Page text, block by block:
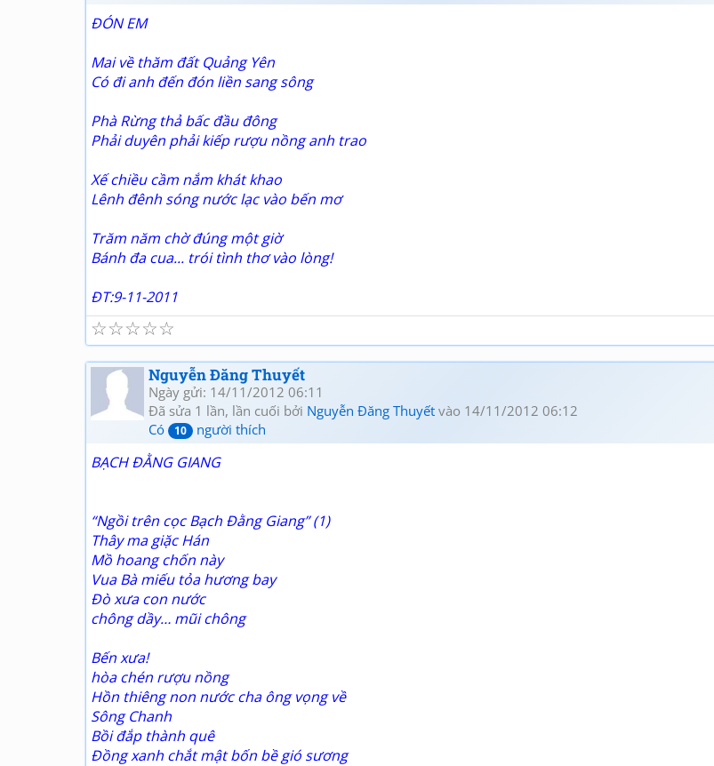
ĐÓN EM
Mai về thăm đất Quảng Yên
Có đi anh đến đón liền sang sông
Phà Rừng thả bấc đầu đông
Phải duyên phải kiếp rượu nồng anh trao
Xế chiều cầm nắm khát khao
Lênh đênh sóng nước lạc vào bến mơ
Trăm năm chờ đúng một giờ
Bánh đa cua... trói tình thơ vào lòng!
ĐT:9-11-2011
☆
☆
☆
☆
☆
Nguyễn Đăng Thuyết
Ngày gửi: 14/11/2012 06:11
Đã sửa 1 lần, lần cuối bởi Nguyễn Đăng Thuyết vào 14/11/2012 06:12
Có
10 người thích
BẠCH ĐẰNG GIANG
“Ngồi trên cọc Bạch Đằng Giang” (1)
Thây ma giặc Hán
Mồ hoang chốn này
Vua Bà miếu tỏa hương bay
Đò xưa con nước
chông dầy… mũi chông
Bến xưa!
hòa chén rượu nồng
Hồn thiêng non nước cha ông vọng về
Sông Chanh
Bồi đắp thành quê
Đồng xanh chắt mật bốn bề gió sương